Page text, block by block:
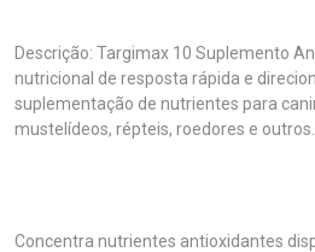
Descrição: Targimax 10 Suplemento
nutricional de resposta rápida e
suplementação de nutrientes para
mustelídeos, répteis, roedores e outros.
Concentra nutrientes antioxidantes